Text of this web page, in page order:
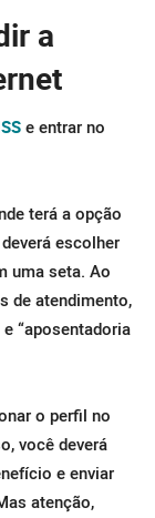
a
e entrar no
terá a opção
escolher
uma seta. Ao
de atendimento,
“aposentadoria
o perfil no
você deverá
e enviar
atenção,